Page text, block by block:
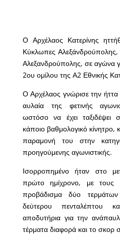
Ο Αρχέλαος Κατερίνης
Κύκλωπες Αλεξάνδρούπολης,
Αλεξανδρούπολης, σε αγώνα
2ου ομίλου της Α2 Εθνικής
Ο Αρχέλαος γνώρισε την
αυλαία της φετινής
ωστόσο να έχει ταξιδέψει
κάποιο βαθμολογικό κίνητρο,
παραμονή του στην
προηγούμενης αγωνιστικής.
Ισορροπημένο ήταν στο
πρώτο ημίχρονο, με τους
προβάδισμα δύο
δεύτερου πενταλέπτου
αποδυτήρια για την
τέρματα διαφορά και το σκορ